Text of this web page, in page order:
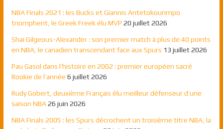
NBA Finals 2021 : les Bucks et Giannis Antetokounmpo
triomphent, le Greek Freek élu MVP 20 juillet 2026
Shai Gilgeous-Alexander : son premier match à plus de 40 points
en NBA, le canadien transcendant face aux Spurs 13 juillet 2026
Pau Gasol dans l’histoire en 2002 : premier européen sacré
Rookie de l’année 6 juillet 2026
Rudy Gobert, deuxième Français élu meilleur défenseur d’une
saison NBA 26 juin 2026
NBA Finals 2005 : les Spurs décrochent un troisième titre NBA, la